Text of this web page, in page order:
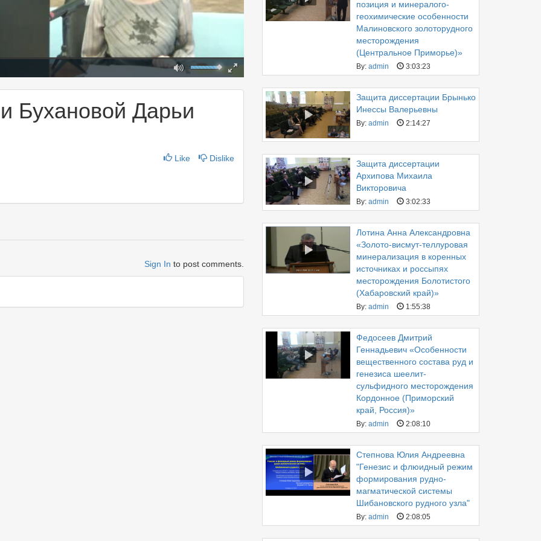
Fullscreen
00:00
Mute
Бухановой Дарьи
Like Dislike
Sign In to post comments.
позиция и минералого-
геохимические особенности
Малиновского золоторудного
месторождения
(Центральное Приморье)»
By: admin 3:03:23
Защита диссертации Брынько
Инессы Валерьевны
By: admin 2:14:27
Защита диссертации
Архипова Михаила
Викторовича
By: admin 3:02:33
Лотина Анна Александровна
«Золото-висмут-теллуровая
минерализация в коренных
источниках и россыпях
месторождения Болотистого
(Хабаровский край)»
By: admin 1:55:38
Федосеев Дмитрий
Геннадьевич «Особенности
вещественного состава руд и
генезиса шеелит-
сульфидного месторождения
Кордонное (Приморский
край, Россия)»
By: admin 2:08:10
Степнова Юлия Андреевна
"Генезис и флюидный режим
формирования рудно-
магматической системы
Шибановского рудного узла"
By: admin 2:08:05